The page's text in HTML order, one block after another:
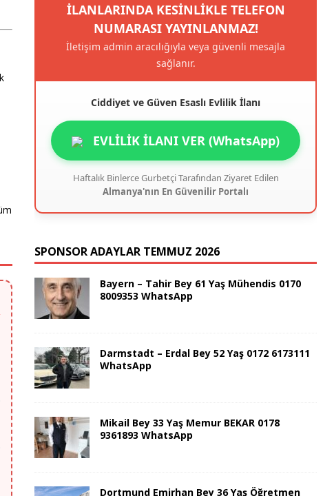
ILANLARINDA KESINLIKLE TELEFON
NUMARASI YAYINLANMAZ!
İletişim admin aracılığıyla veya güvenli mesajla
sağlanır.
Ciddiyet ve Güven Esaslı Evlilik İlanı
EVLİLİK İLANI VER (WhatsApp)
Haftalık Binlerce Gurbetçi Tarafından Ziyaret Edilen
Almanya'nın En Güvenilir Portalı
SPONSOR ADAYLAR TEMMUZ 2026
Bayern – Tahir Bey 61 Yaş Mühendis 0170
8009353 WhatsApp
Darmstadt – Erdal Bey 52 Yaş 0172 6173111
WhatsApp
Mikail Bey 33 Yaş Memur BEKAR 0178
9361893 WhatsApp
Dortmund Emirhan Bey 36 Yaş Öğretmen